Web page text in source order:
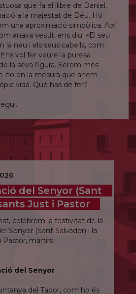
que fa el llibre de Daniel,
a la majestat de Déu. Ho
una aproximació simbòlica. Així
anava vestit, ens diu: «El seu
la neu i els seus cabells, com
vol fer veure la puresa
la seva figura. Serem més
ho en la mesura que anem
vida. Què has de fer?
del Senyor (Sant
Just i Pastor
celebrem la festivitat de la
Senyor (Sant Salvador) i la
Pastor, màrtirs.
del Senyor
del Tabor, com ho és